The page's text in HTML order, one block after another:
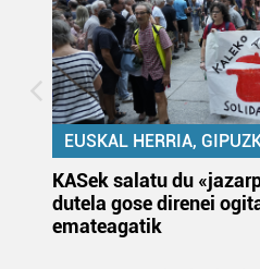
EUSKAL HERRIA,
KASek salatu du
dutela gose direnei
emateagatik